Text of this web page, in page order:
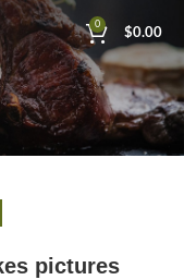
0
$0.00
pictures